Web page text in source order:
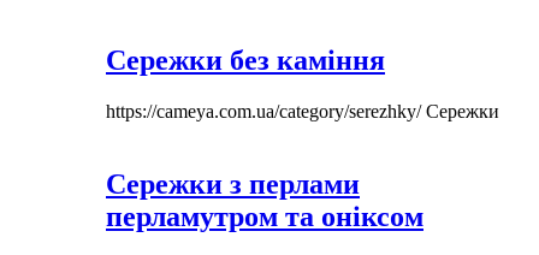
Сережки без каміння
https://cameya.com.ua/category/serezhky/Сережки
Сережки з перлами
перламутром та оніксом